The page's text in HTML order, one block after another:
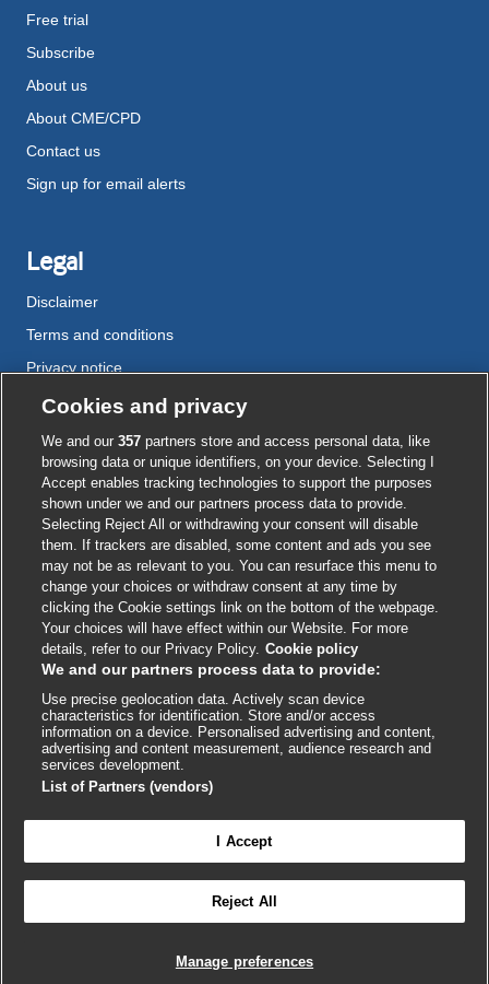
Conectar-se para acessar todo o BMJ Best Practice
Free trial
Subscribe
About us
About CME/CPD
Contact us
Sign up for email alerts
Legal
Disclaimer
Terms and conditions
Privacy notice
Cookie policy
Accessibility
External
link
opens
in
a
new
window
External
link
opens
in
a
new
window
External
link
opens
in
a
new
window
External
link
opens
in
a
new
window
External
link
opens
in
a
new
window
© BMJ Publishing Group 2026
ISSN 2515-9615

Cookies and privacy
We and our357 partners store and access personal data, like
browsing data or unique identifiers, on your device. Selecting I
Accept enables tracking technologies to support the purposes
shown under we and our partners process data to provide.
Selecting Reject All or withdrawing your consent will disable
them. If trackers are disabled, some content and ads you see
may not be as relevant to you. You can resurface this menu to
change your choices or withdraw consent at any time by
clicking the Cookie settings link on the bottom of the webpage.
Your choices will have effect within our Website. For more
details, refer to our Privacy Policy. Cookie policy
We and our partners process data to provide:
Use precise geolocation data. Actively scan device
characteristics for identification. Store and/or access
information on a device. Personalised advertising and content,
advertising and content measurement, audience research and
services development.
List of Partners (vendors)
I Accept
Reject All
Manage preferences